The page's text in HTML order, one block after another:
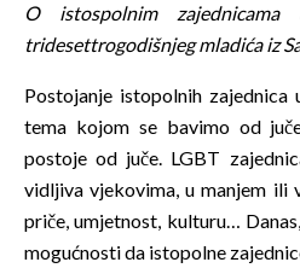
O istospolnim
tridesettrogodišnjeg mladića iz
Postojanje istopolnih
tema kojom se bavimo od
postoje od juče. LGBT
vidljiva vjekovima, u manjem ili
priče, umjetnost, kulturu…
mogućnosti da istopolne